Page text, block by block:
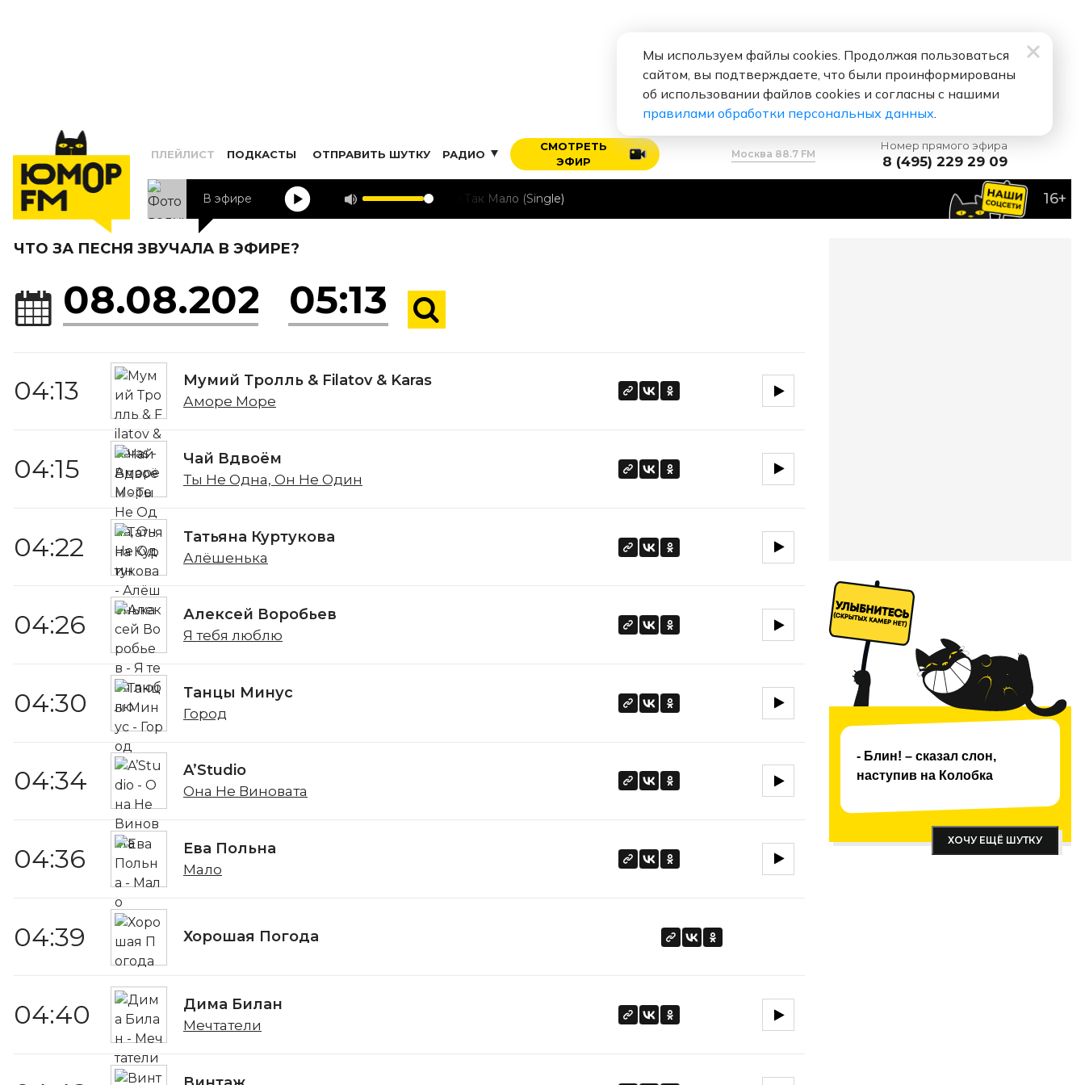
ПЛЕЙЛИСТ ПОДКАСТЫ ОТПРАВИТЬ ШУТКУ РАДИО
СМОТРЕТЬ
ЭФИР
Москва 88.7 FM
Номер прямого эфира
8 (495) 229 29 09
В эфире Егор Крид Мало Так Мало (Single) 16+
ЧТО ЗА ПЕСНЯ ЗВУЧАЛА В ЭФИРЕ?
04:13 Мумий Тролль & Filatov & Karas
Аморе Море
04:15 Чай Вдвоём
Ты Не Одна, Он Не Один
04:22 Татьяна Куртукова
Алёшенька
04:26 Алексей Воробьев
Я тебя люблю
04:30 Танцы Минус
Город
04:34 A’Studio
Она Не Виновата
04:36 Ева Польна
Мало
04:39 Хорошая Погода
04:40 Дима Билан
Мечтатели
- Блин! – сказал слон,
наступив на Колобка
ХОЧУ ЕЩЁ ШУТКУ
Мы используем файлы cookies. Продолжая пользоваться
сайтом, вы подтверждаете, что были проинформированы
об использовании файлов cookies и согласны с нашими
правилами обработки персональных данных.